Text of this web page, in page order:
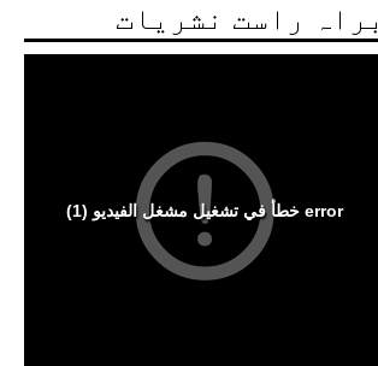
براہ راست نشریات